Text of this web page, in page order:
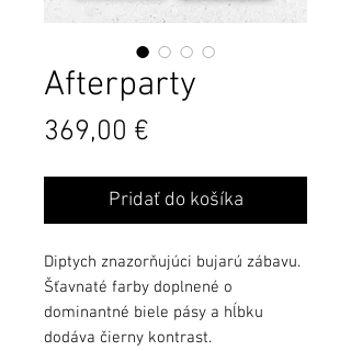
Afterparty
369,00 €
Pridať do košíka
Diptych znazorňujúci bujarú zábavu.
Šťavnaté farby doplnené o
dominantné biele pásy a hĺbku
dodáva čierny kontrast.